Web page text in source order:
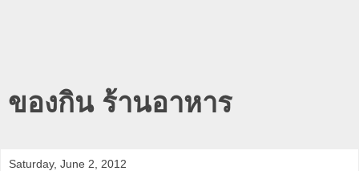
ของกิน ร้านอาหาร
Saturday, June 2, 2012